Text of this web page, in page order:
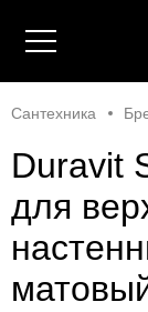
Сантехника
Duravit
для